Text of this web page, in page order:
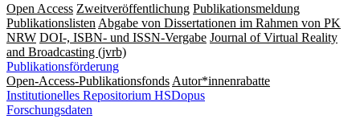
Open Access Zweitveröffentlichung Publikationsmeldung
Publikationslisten Abgabe von Dissertationen im Rahmen von PK
NRW DOI-, ISBN- und ISSN-Vergabe Journal of Virtual Reality
and Broadcasting (jvrb)
Publikationsförderung
Open-Access-Publikationsfonds Autor*innenrabatte
Institutionelles Repositorium HSDopus
Forschungsdaten